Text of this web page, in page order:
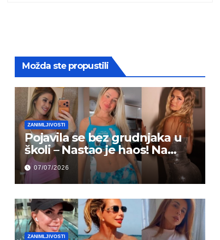
Možda ste propustili
ZANIMLJIVOSTI
Pojavila se bez grudnjaka u
školi – Nastao je haos! Na
grupi je majke napale (FOTO)
07/07/2026
ZANIMLJIVOSTI